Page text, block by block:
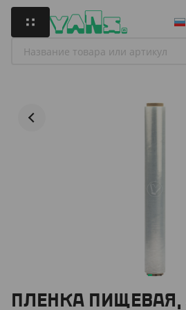
ПЛЕНКА ПИЩЕВАЯ,